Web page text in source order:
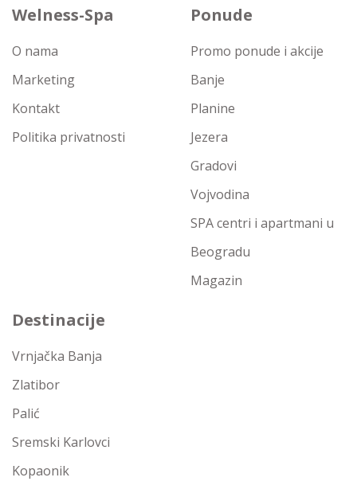
Welness-Spa
O nama
Marketing
Kontakt
Politika privatnosti
Ponude
Promo ponude i akcije
Banje
Planine
Jezera
Gradovi
Vojvodina
SPA centri i apartmani u
Beogradu
Magazin
Destinacije
Vrnjačka Banja
Zlatibor
Palić
Sremski Karlovci
Kopaonik